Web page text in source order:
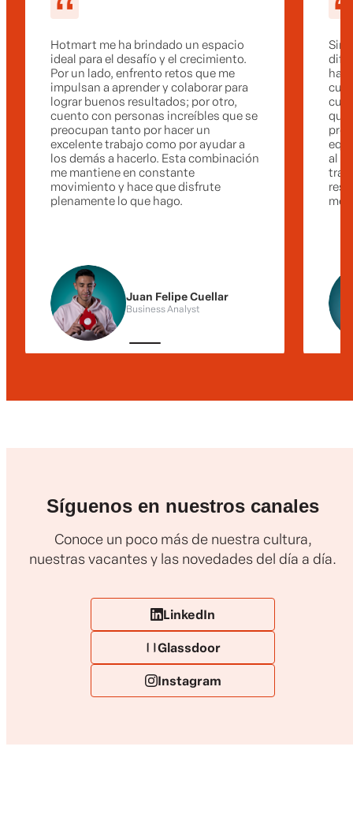
Hotmart me ha brindado un espacio
ideal para el desafío y el crecimiento.
Por un lado, enfrento retos que me
impulsan a aprender y colaborar para
lograr buenos resultados; por otro,
cuento con personas increíbles que se
preocupan tanto por hacer un
excelente trabajo como por ayudar a
los demás a hacerlo. Esta combinación
me mantiene en constante
movimiento y hace que disfrute
plenamente lo que hago.
Juan Felipe Cuellar
Business Analyst
Sin
al
Síguenos en nuestros canales
Conoce un poco más de nuestra cultura,
nuestras vacantes y las novedades del día a día.
LinkedIn
Glassdoor
Instagram